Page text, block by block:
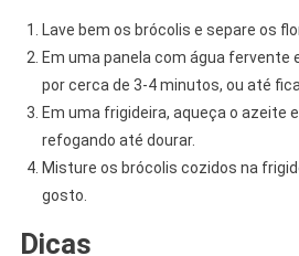
Lave bem os brócolis e separe os
Em uma panela com água fervente
por cerca de 3-4 minutos, ou até
Em uma frigideira, aqueça o azeite
refogando até dourar.
Misture os brócolis cozidos na
gosto.
Dicas